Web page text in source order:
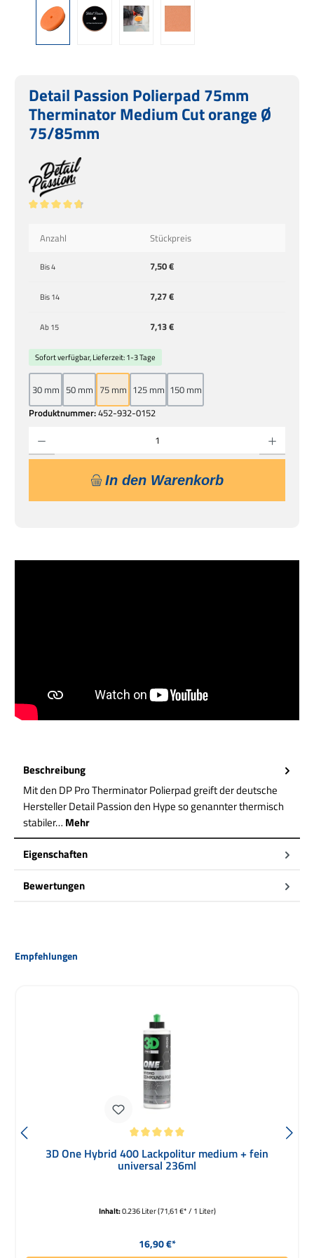
Detail Passion Polierpad 75mm
Therminator Medium Cut orange Ø
75/85mm
Anzahl
Stückpreis
Bis4 7,50 €
Bis14 7,27 €
Ab15 7,13 €
Produktnummer:452-932-0152
Sofort verfügbar, Lieferzeit: 1-3 Tage
30 mm 50 mm 75 mm 125 mm 150 mm
In den Warenkorb
Beschreibung
Mit den DP Pro Therminator Polierpad greift der deutsche
Hersteller Detail Passion den Hype so genannter thermisch
stabiler… Mehr
Eigenschaften
Bewertungen
Produktgalerie überspringen
Empfehlungen
3D One Hybrid 400 Lackpolitur medium + fein
universal 236ml
Inhalt:0.236 Liter(71,61 €* / 1 Liter)
Regulärer Preis:
16,90 €*